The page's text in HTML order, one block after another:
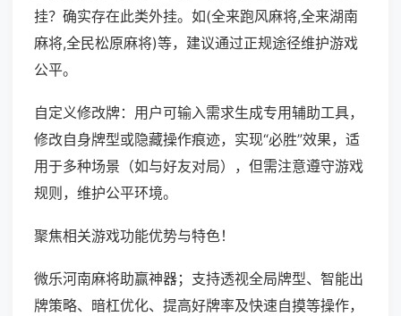
挂？确实存在此类外挂。如(全来跑风麻将,全来湖南
麻将,全民松原麻将)等，建议通过正规途径维护游戏
公平。
自定义修改牌：用户可输入需求生成专用辅助工具，
修改自身牌型或隐藏操作痕迹，实现“必胜”效果，适
用于多种场景（如与好友对局），但需注意遵守游戏
规则，维护公平环境。
聚焦相关游戏功能优势与特色！
微乐河南麻将助赢神器；支持透视全局牌型、智能出
牌策略、暗杠优化、提高好牌率及快速自摸等操作，